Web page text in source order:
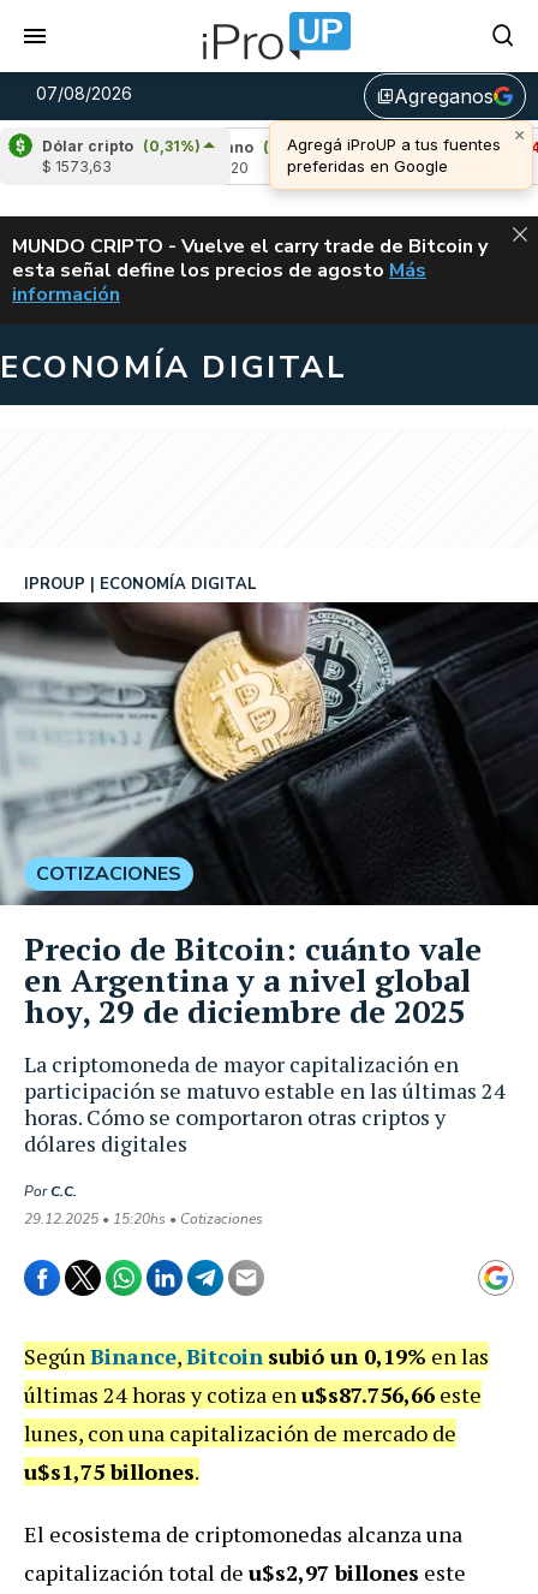
07/08/2026 library_addAgreganos
×
Agregá iProUP a tus fuentes
preferidas en Google
Dólar cripto (0,31%)
$ 1573,63
Cardano
(5,31%)
Avalanche (-
u$s 6,40
ALERTA
MUNDO CRIPTO - Vuelve el carry trade de Bitcoin y
esta señal define los precios de agosto VUELVE EL
Más
información
ECONOMÍA DIGITAL
La criptomoneda de mayor capitalización en
participación se matuvo estable en las últimas 24
horas. Cómo se comportaron otras criptos y
dólares digitales
IPROUP ECONOMÍA DIGITAL
PorC.C.
29.12.2025 • 15:20hs • Cotizaciones
COTIZACIONES
Precio de Bitcoin: cuánto vale
en Argentina y a nivel global
hoy, 29 de diciembre de 2025
SegúnBinance,Bitcoin subió un 0,19% en las
últimas 24 horas y cotiza enu$s87.756,66 este
lunes, con una capitalización de mercado de
u$s1,75 billones.
El ecosistema de criptomonedas alcanza una
capitalización total de u$s2,97 billones este